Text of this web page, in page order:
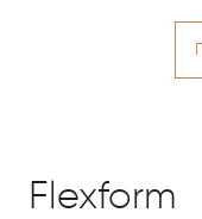
Flexform